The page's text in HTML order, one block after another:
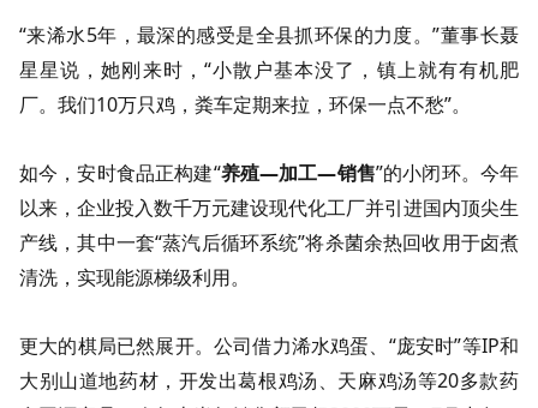
“来浠水5年，最深的感受是全县抓环保的力度。”董事长聂
星星说，她刚来时，“小散户基本没了，镇上就有有机肥
厂。我们10万只鸡，粪车定期来拉，环保一点不愁”。
如今，安时食品正构建“养殖—加工—销售”的小闭环。今年
以来，企业投入数千万元建设现代化工厂并引进国内顶尖生
产线，其中一套“蒸汽后循环系统”将杀菌余热回收用于卤煮
清洗，实现能源梯级利用。
更大的棋局已然展开。公司借力浠水鸡蛋、“庞安时”等IP和
大别山道地药材，开发出葛根鸡汤、天麻鸡汤等20多款药